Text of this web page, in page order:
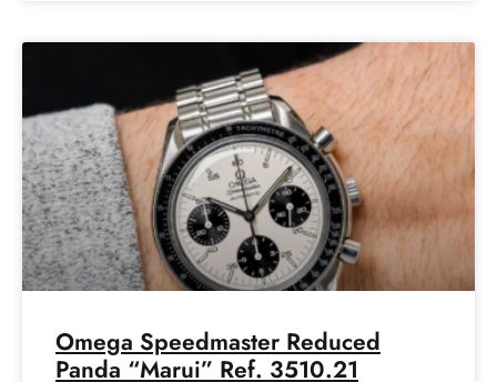
Omega Speedmaster Reduced
Panda “Marui” Ref. 3510.21